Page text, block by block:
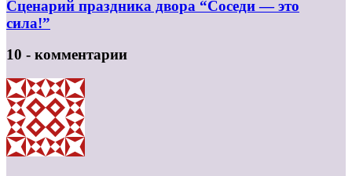
Сценарий праздника двора “Соседи — это
сила!”
10 - комментарии